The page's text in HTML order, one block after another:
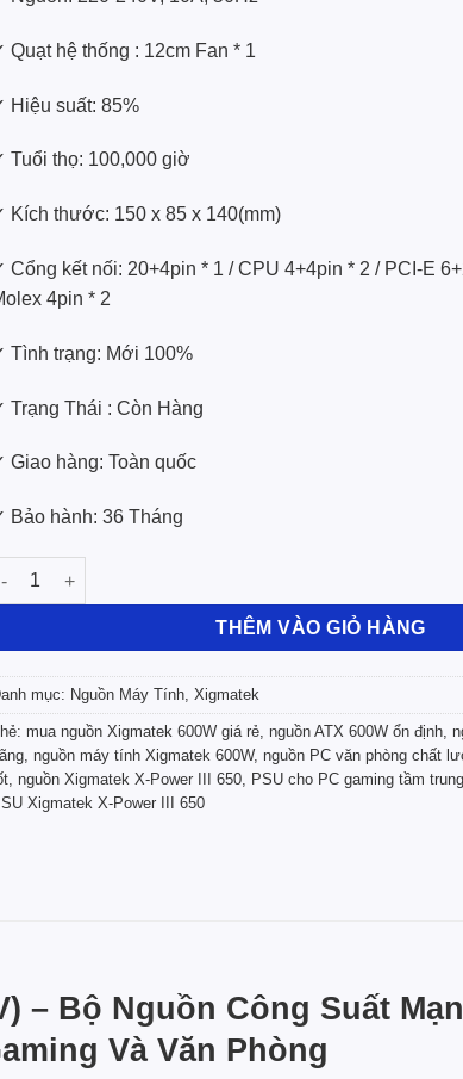
Quạt hệ thống : 12cm Fan * 1
Hiệu suất: 85%
Tuổi thọ: 100,000 giờ
Kích thước: 150 x 85 x 140(mm)
Cổng kết nối: 20+4pin * 1 / CPU 4+4pin * 2 / PCI-E
4pin * 2
Tình trạng: Mới 100%
Trạng Thái : Còn Hàng
Giao hàng: Toàn quốc
Bảo hành: 36 Tháng
Nguồn Xigmatek X-Power III 650 (600W, 230V)_EN45990
THÊM VÀO GIỎ HÀNG
mục: Nguồn Máy Tính Xigmatek
mua nguồn Xigmatek 600W giá rẻ nguồn ATX 600W ổn định
nguồn máy tính Xigmatek 600W, nguồn PC văn phòng chất
nguồn Xigmatek X-Power III 650 PSU cho PC gaming tầm trung
Xigmatek X-Power III 650
– Bộ Nguồn Công Suất
Và Văn Phòng